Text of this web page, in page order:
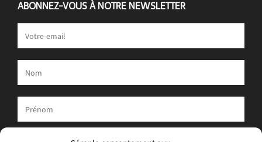
ABONNEZ-VOUS À NOTRE NEWSLETTER
Votre adresse e-mail est uniquement utilisée pour vous envoyer